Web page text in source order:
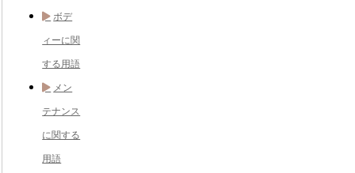
ボデ
ィーに関
する用語
メン
テナンス
に関する
用語